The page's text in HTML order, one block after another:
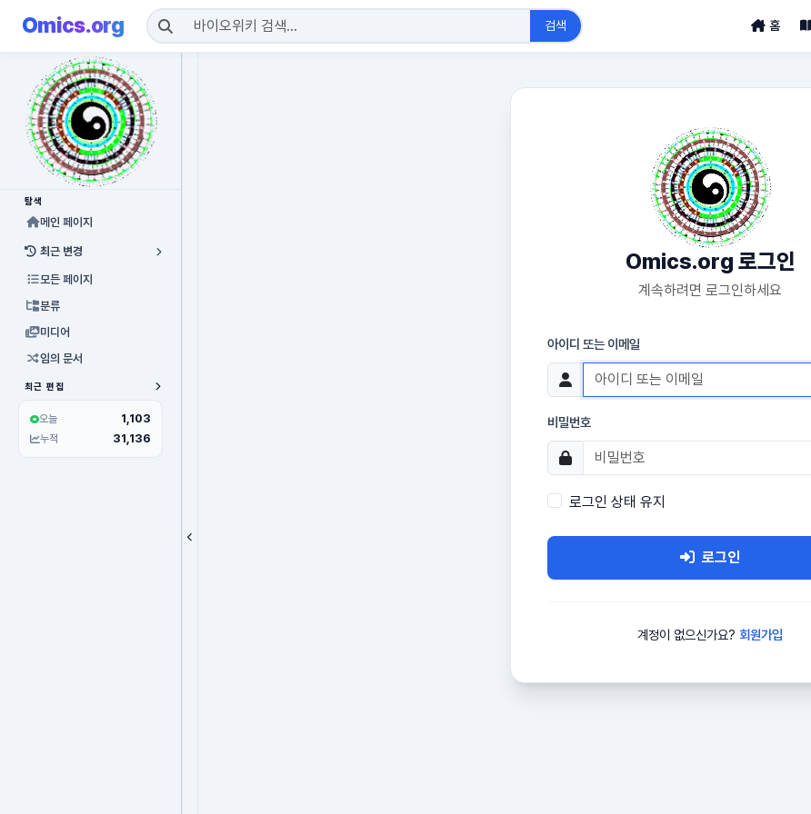
Omics.org 검색 홈
탐색
메인 페이지
최근 변경
모든 페이지
분류
미디어
임의 문서
최근 편집
오늘 1,103
누적 31,136
Omics.org 로그인
계속하려면 로그인하세요
아이디 또는 이메일
비밀번호
로그인 상태 유지
로그인
계정이 없으신가요? 회원가입